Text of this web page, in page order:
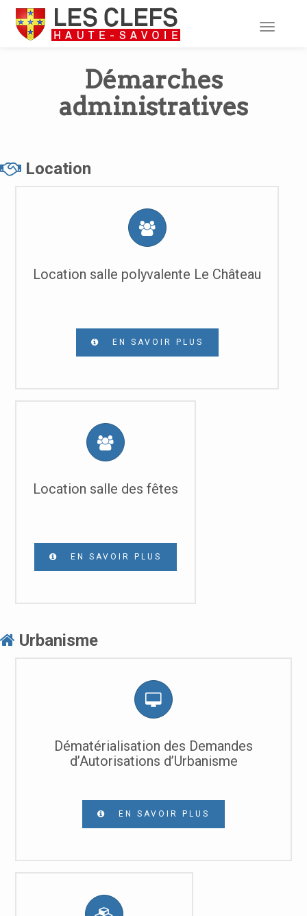
Toggle
Démarches
administratives
Location
Location salle polyvalente Le Château
EN SAVOIR PLUS
Location salle des fêtes
EN SAVOIR PLUS
Urbanisme
Dématérialisation des Demandes
d’Autorisations d’Urbanisme
EN SAVOIR PLUS